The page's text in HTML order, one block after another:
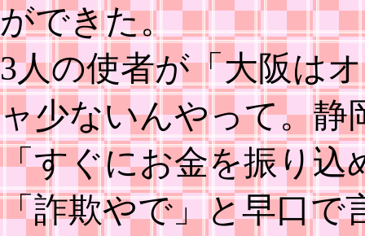
ができた。
3人の使者が「大阪は
ャ少ないんやって。静
「すぐにお金を振り込
「詐欺やで」と早口で